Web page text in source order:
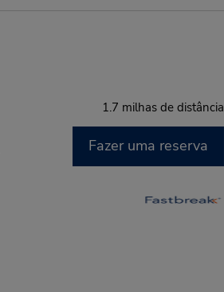
1.7 milhas de distância
Fazer uma reserva